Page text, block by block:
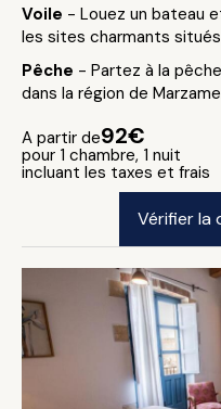
Voile - Louez un bateau
les sites charmants situés
Pêche - Partez à la
dans la région de
A partir de92€
pour 1 chambre, 1 nuit
incluant les taxes et frais
Vérifier la